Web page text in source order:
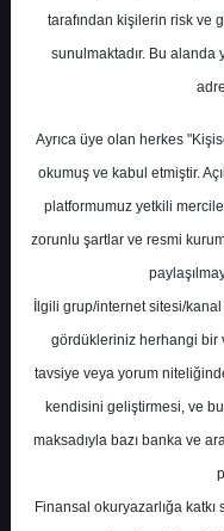
Hedef
Getiri
0
En Yüksek Tahmin
Ortalama Fiyat
Ortalama Getiri
tarafından kişilerin risk ve
sunulmaktadır. Bu
Ayrıca üye olan herkes
okumuş ve kabul etmiştir.
platformumuz yetkili
zorunlu şartlar ve resmi
İlgili grup/internet sitesi/
gördükleriniz herhangi bir
tavsiye veya yorum
kendisini geliştirmesi, ve bu
maksadıyla bazı banka ve
Finansal okuryazarlığa katkı